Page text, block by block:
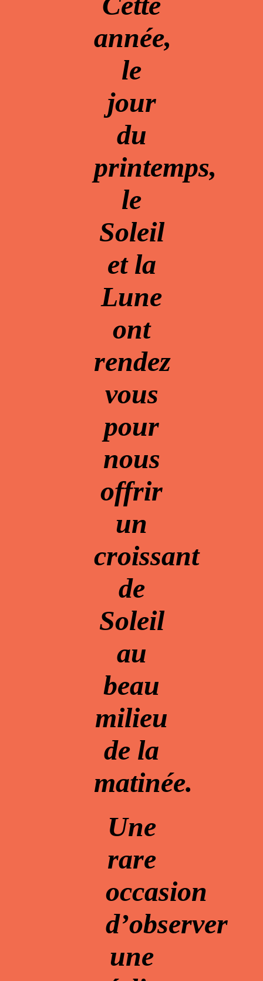
année,
le
jour
du
printemps,
le
Soleil
et la
Lune
ont
rendez
vous
pour
nous
offrir
un
croissant
de
Soleil
au
beau
milieu
de la
matinée.
Une
rare
occasion
d’observer
une